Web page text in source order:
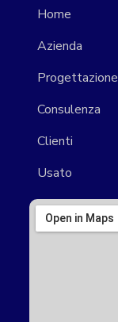
Home
Azienda
Progettazione
Consulenza
Clienti
Usato